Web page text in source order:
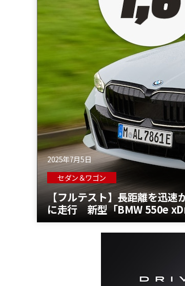
2025年7月5日
セダン＆ワゴン
【フルテスト】長距離を迅速
に走行 新型「BMW 550e